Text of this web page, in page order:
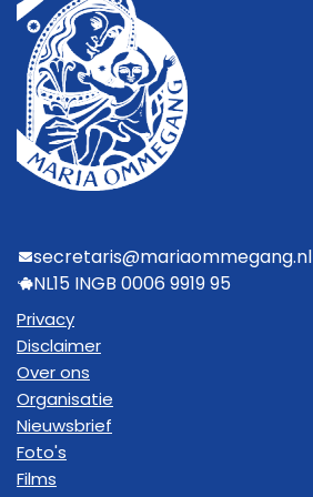
secretaris@mariaommegang.nl
NL15 INGB 0006 9919 95
Privacy
Disclaimer
Over ons
Organisatie
Nieuwsbrief
Foto's
Films